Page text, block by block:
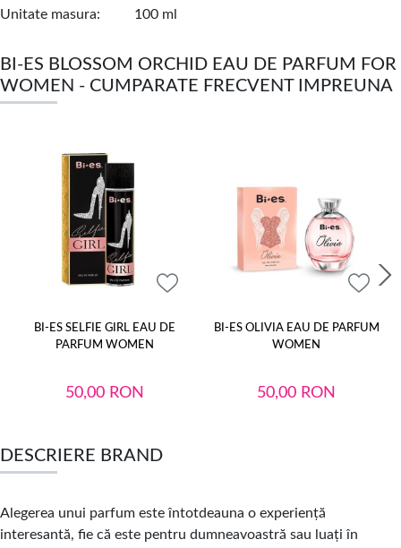
Unitate masura 100 ml
BI-ES BLOSSOM ORCHID EAU DE PARFUM FOR
WOMEN - CUMPARATE FRECVENT IMPREUNA
BI-ES SELFIE GIRL EAU DE
PARFUM WOMEN
50,00 RON
BI-ES OLIVIA EAU DE PARFUM
WOMEN
50,00 RON
DESCRIERE BRAND
Alegerea unui parfum este întotdeauna o experiență
interesantă, fie că este pentru dumneavoastră sau luați în